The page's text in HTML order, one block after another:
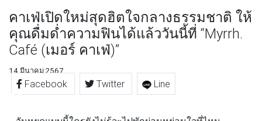
คาเฟ่เปิดใหม่สุดฮิตใจกลางธรรมชาติ ให้
คุณดื่มด่ำความฟินได้แล้ววันนี้ที่ “Myrrh.
Café (เมอร์ คาเฟ่)”
14 มีนาคม 2567
Facebook Twitter Line